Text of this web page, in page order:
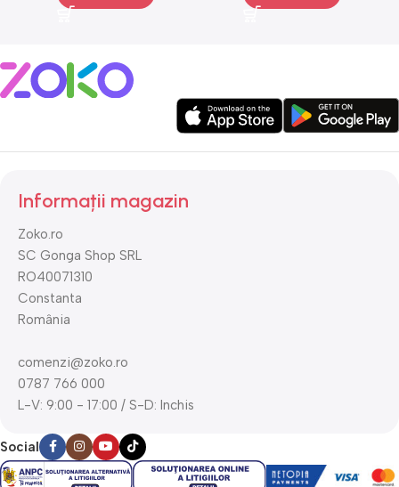
Informații magazin
Zoko.ro
SC Gonga Shop SRL
RO40071310
Constanta
România
comenzi@zoko.ro
0787 766 000
L-V: 9:00 - 17:00 / S-D: Inchis
Social